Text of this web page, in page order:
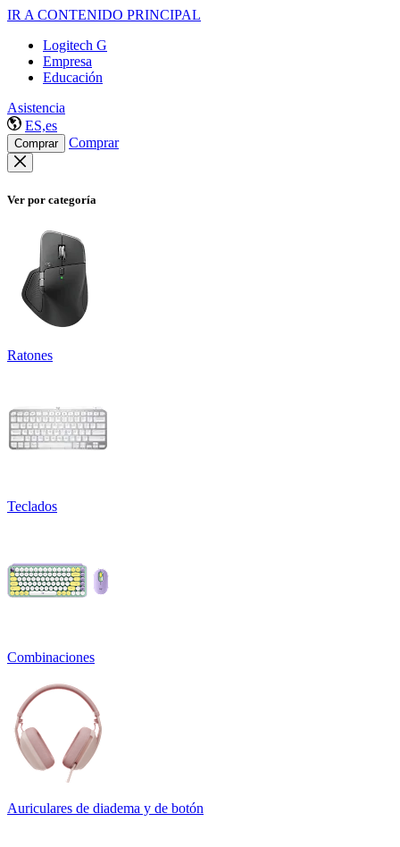
IR A CONTENIDO PRINCIPAL
Logitech G
Empresa
Educación
Asistencia
ES,es
Comprar Comprar
Ver por categoría
Ratones
Teclados
Combinaciones
Auriculares de diadema y de botón